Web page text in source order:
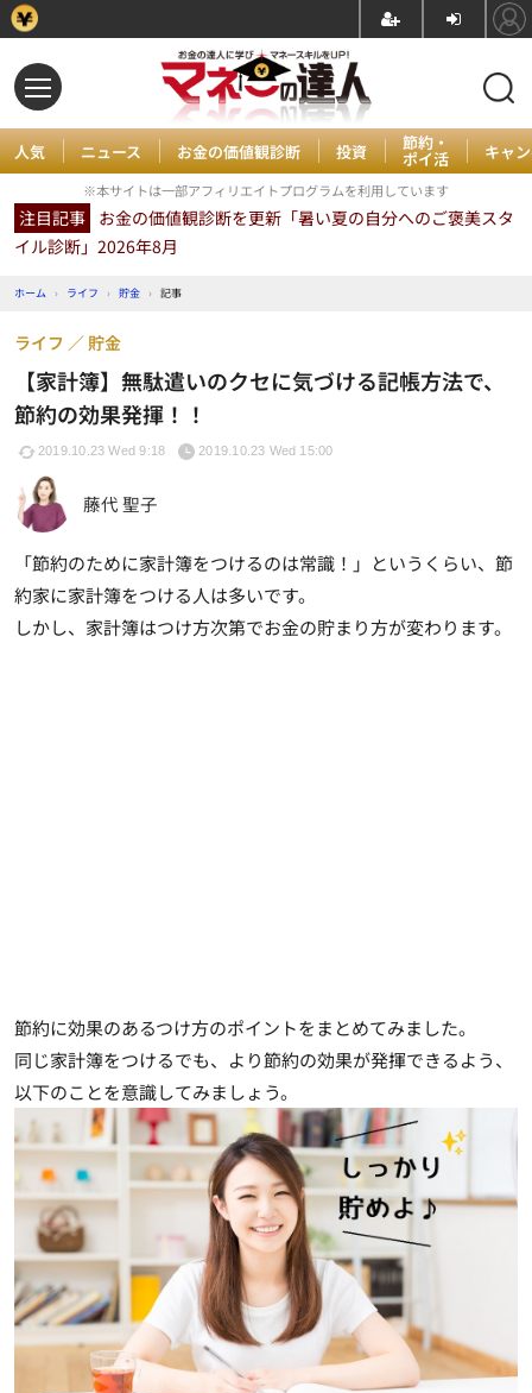
人気 ニュース お金の価値観診断 投資 節約・
ポイ活 キャ
※本サイトは一部アフィリエイトプログラムを利用しています
注目記事 お金の価値観診断を更新「暑い夏の自分へのご褒美スタ
イル診断」2026年8月
ホーム › ライフ › 貯金 › 記事
【家計簿】無駄遣いのクセに気づける記帳方法で、
節約の効果発揮！！
ライフ 貯金
2019.10.23 Wed 9:18 2019.10.23 Wed 15:00
藤代 聖子
「節約のために家計簿をつけるのは常識！」というくらい、節
約家に家計簿をつける人は多いです。
しかし、家計簿はつけ方次第でお金の貯まり方が変わります。
節約に効果のあるつけ方のポイントをまとめてみました。
同じ家計簿をつけるでも、より節約の効果が発揮できるよう、
以下のことを意識してみましょう。